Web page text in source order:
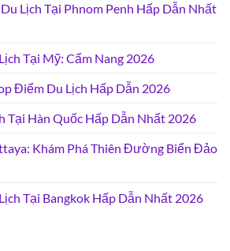
Lịch Tại Phnom Penh Hấp Dẫn Nhất
Tại Mỹ: Cẩm Nang 2026
Điểm Du Lịch Hấp Dẫn 2026
Tại Hàn Quốc Hấp Dẫn Nhất 2026
Khám Phá Thiên Đường Biển Đảo
Tại Bangkok Hấp Dẫn Nhất 2026